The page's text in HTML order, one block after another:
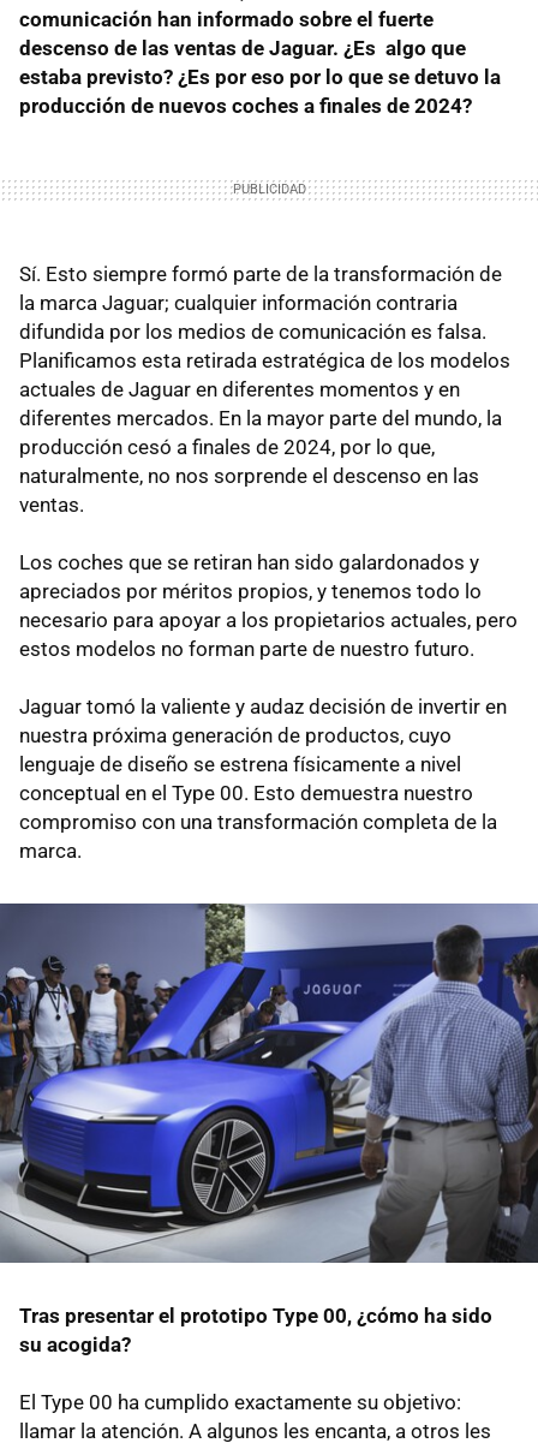
comunicación han informado sobre el fuerte
descenso de las ventas de Jaguar. ¿Es algo que
estaba previsto? ¿Es por eso por lo que se detuvo la
producción de nuevos coches a finales de 2024?
Sí. Esto siempre formó parte de la transformación de
la marca Jaguar; cualquier información contraria
difundida por los medios de comunicación es falsa.
Planificamos esta retirada estratégica de los modelos
actuales de Jaguar en diferentes momentos y en
diferentes mercados. En la mayor parte del mundo, la
producción cesó a finales de 2024, por lo que,
naturalmente, no nos sorprende el descenso en las
ventas.
Los coches que se retiran han sido galardonados y
apreciados por méritos propios, y tenemos todo lo
necesario para apoyar a los propietarios actuales, pero
estos modelos no forman parte de nuestro futuro.
Jaguar tomó la valiente y audaz decisión de invertir en
nuestra próxima generación de productos, cuyo
lenguaje de diseño se estrena físicamente a nivel
conceptual en el Type 00. Esto demuestra nuestro
compromiso con una transformación completa de la
marca.
Tras presentar el prototipo Type 00, ¿cómo ha sido
su acogida?
El Type 00 ha cumplido exactamente su objetivo:
llamar la atención. A algunos les encanta, a otros les